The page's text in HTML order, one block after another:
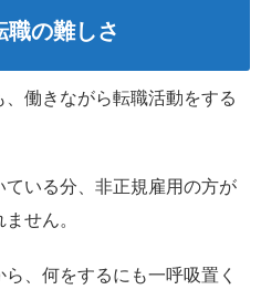
職の難しさ
働きながら転職活動をする
いる分、非正規雇用の方が
せん。
、何をするにも一呼吸置く